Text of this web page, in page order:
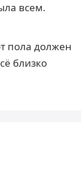
всем.
пола должен
близко